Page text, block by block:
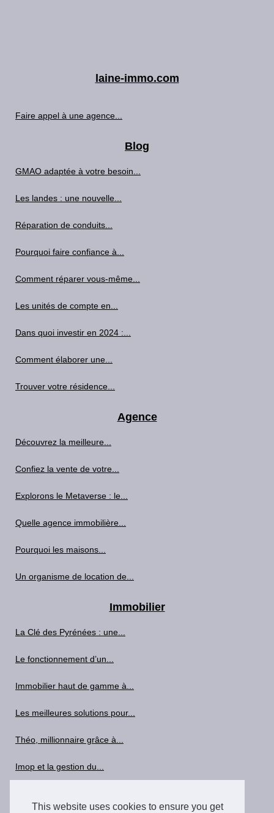
This website uses cookies to ensure you get
laine-immo.com
Faire appel à une agence...
Blog
GMAO adaptée à votre besoin...
Les landes : une nouvelle...
Réparation de conduits...
Pourquoi faire confiance à...
Comment réparer vous-même...
Les unités de compte en...
Dans quoi investir en 2024 :...
Comment élaborer une...
Trouver votre résidence...
Agence
Découvrez la meilleure...
Confiez la vente de votre...
Explorons le Metaverse : le...
Quelle agence immobilière...
Pourquoi les maisons...
Un organisme de location de...
Immobilier
La Clé des Pyrénées : une...
Le fonctionnement d’un...
Immobilier haut de gamme à...
Les meilleures solutions pour...
Théo, millionnaire grâce à...
Imop et la gestion du...